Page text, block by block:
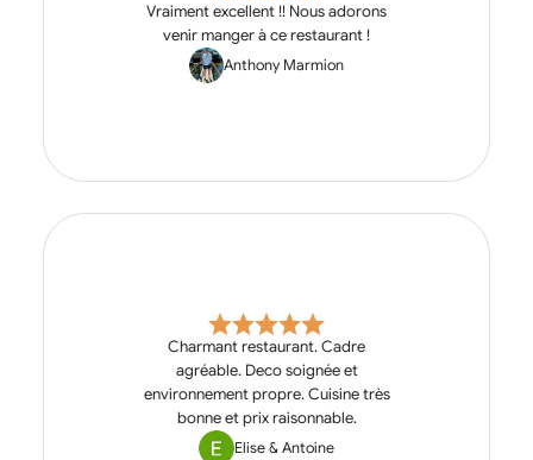
Vraiment excellent !! Nous adorons
venir manger à ce restaurant !
Anthony Marmion
Charmant restaurant. Cadre
agréable. Deco soignée et
environnement propre. Cuisine très
bonne et prix raisonnable.
Elise & Antoine